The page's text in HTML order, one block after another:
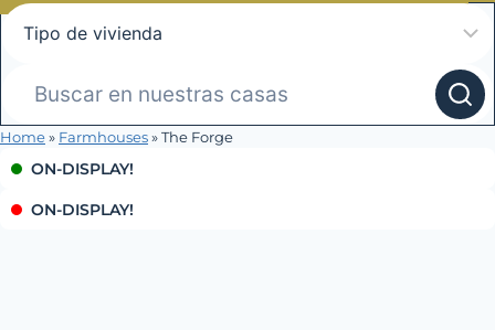
Home» Farmhouses»The Forge
ON-DISPLAY!
ON-DISPLAY!